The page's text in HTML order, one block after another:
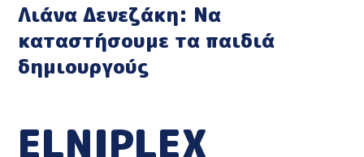
Λιάνα Δενεζάκη: Να
καταστήσουμε τα παιδιά
δημιουργούς
ELNIPLEX